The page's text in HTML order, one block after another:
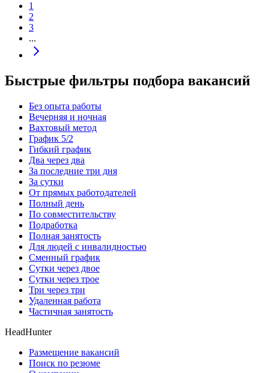
1
2
3
...
Быстрые фильтры подбора вакансий
Без опыта работы
Вечерняя и ночная
Вахтовый метод
График 5/2
Гибкий график
Два через два
За последние три дня
За сутки
От прямых работодателей
Полный день
По совместительству
Подработка
Полная занятость
Для людей с инвалидностью
Сменный график
Сутки через двое
Сутки через трое
Три через три
Удаленная работа
Частичная занятость
HeadHunter
Размещение вакансий
Поиск по резюме